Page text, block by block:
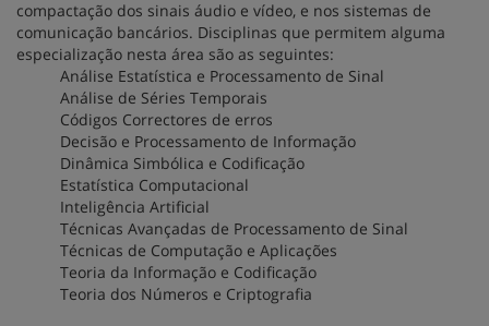
compactação dos sinais áudio e vídeo, e nos sistemas de
comunicação bancários. Disciplinas que permitem alguma
especialização nesta área são as seguintes:
Análise Estatística e Processamento de Sinal
Análise de Séries Temporais
Códigos Correctores de erros
Decisão e Processamento de Informação
Dinâmica Simbólica e Codificação
Estatística Computacional
Inteligência Artificial
Técnicas Avançadas de Processamento de Sinal
Técnicas de Computação e Aplicações
Teoria da Informação e Codificação
Teoria dos Números e Criptografia